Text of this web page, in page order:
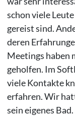
schon viele
gereist sind.
deren
Meetings haben
geholfen. Im
viele Kontakte
erfahren. Wir
sein eigenes